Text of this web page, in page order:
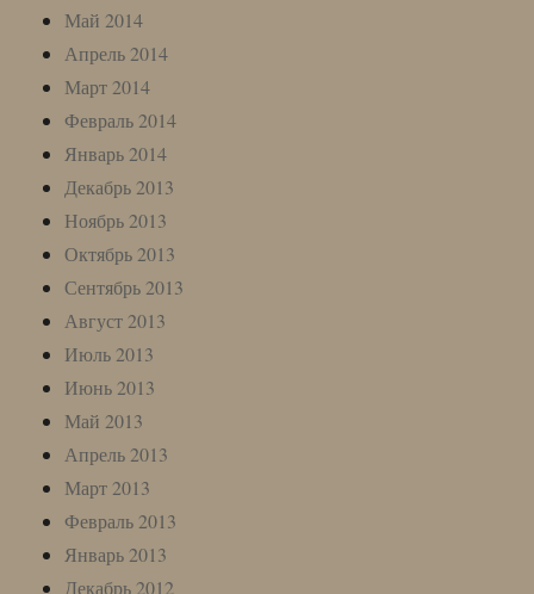
Май 2014
Апрель 2014
Март 2014
Февраль 2014
Январь 2014
Декабрь 2013
Ноябрь 2013
Октябрь 2013
Сентябрь 2013
Август 2013
Июль 2013
Июнь 2013
Май 2013
Апрель 2013
Март 2013
Февраль 2013
Январь 2013
Декабрь 2012